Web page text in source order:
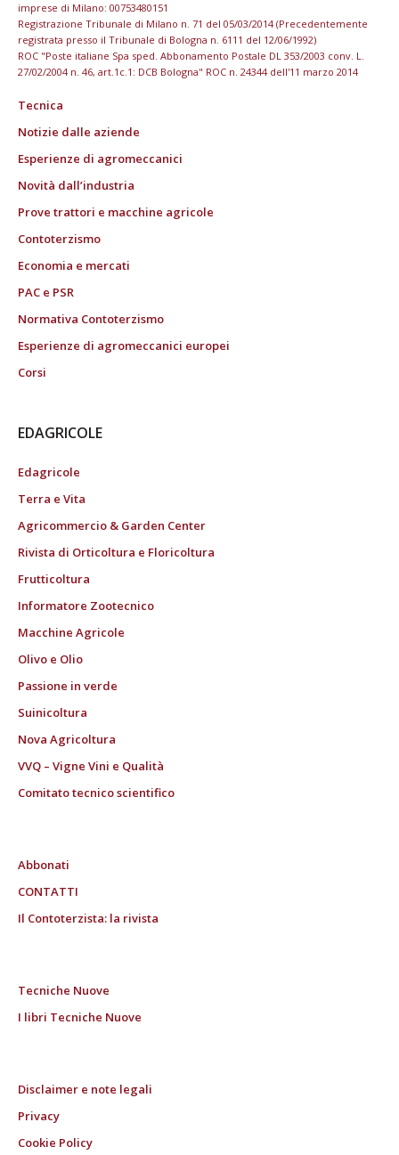
imprese di Milano: 00753480151
Registrazione Tribunale di Milano n. 71 del 05/03/2014 (Precedentemente
registrata presso il Tribunale di Bologna n. 6111 del 12/06/1992)
ROC "Poste italiane Spa sped. Abbonamento Postale DL 353/2003 conv. L.
27/02/2004 n. 46, art.1c.1: DCB Bologna" ROC n. 24344 dell'11 marzo 2014
Tecnica
Notizie dalle aziende
Esperienze di agromeccanici
Novità dall’industria
Prove trattori e macchine agricole
Contoterzismo
Economia e mercati
PAC e PSR
Normativa Contoterzismo
Esperienze di agromeccanici europei
Corsi
EDAGRICOLE
Edagricole
Terra e Vita
Agricommercio & Garden Center
Rivista di Orticoltura e Floricoltura
Frutticoltura
Informatore Zootecnico
Macchine Agricole
Olivo e Olio
Passione in verde
Suinicoltura
Nova Agricoltura
VVQ – Vigne Vini e Qualità
Comitato tecnico scientifico
Abbonati
CONTATTI
Il Contoterzista: la rivista
Tecniche Nuove
I libri Tecniche Nuove
Disclaimer e note legali
Privacy
Cookie Policy